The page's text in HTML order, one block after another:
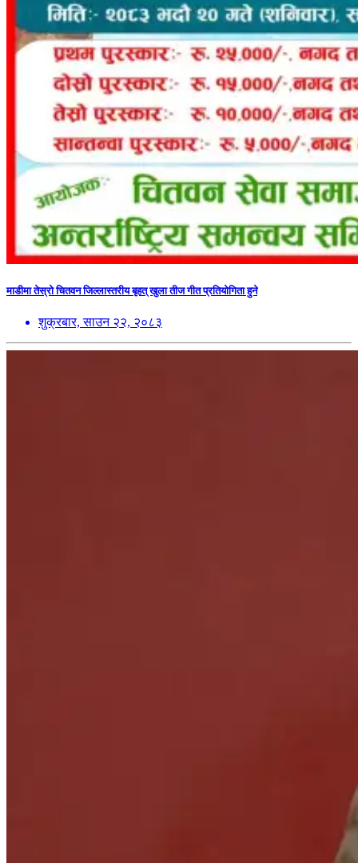
माडीमा तेस्रो चितवन जिल्लास्तरीय बृहत् खुला तीज गीत प्रतियोगिता हुने
शुक्रबार, साउन २२, २०८३